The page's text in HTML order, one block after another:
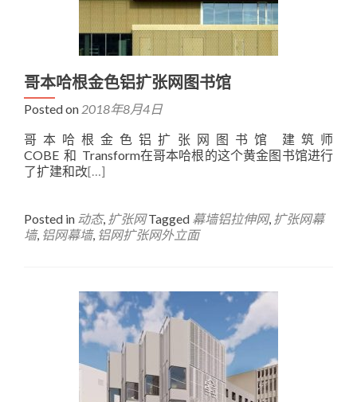
哥本哈根金色铝扩张网图书馆
Posted on 2018年8月4日
哥本哈根金色铝扩张网图书馆 建筑师
COBE 和 Transform在哥本哈根的这个黄金图书馆进行
了扩建和改[…]
Posted in 动态, 扩张网 Tagged 幕墙铝拉伸网, 扩张网幕
墙, 铝网幕墙, 铝网扩张网外立面